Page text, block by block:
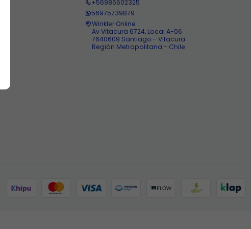
+56986602325
56975739879
Winkler Online
Av Vitacura 6724, Local A-06
7640609 Santiago - Vitacura
Región Metropolitana - Chile